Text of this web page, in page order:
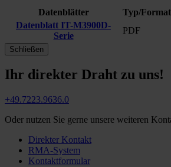
Datenblätter
Typ/Format
Datenblatt IT-M3900D-
Serie
PDF
Schließen
Ihr direkter Draht zu uns!
+49.7223.9636.0
Oder nutzen Sie gerne unsere weiteren
Direkter Kontakt
RMA-System
Kontaktformular